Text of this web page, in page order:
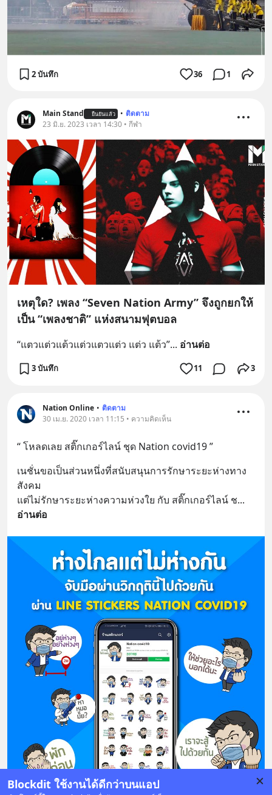
Blockdit ใช้งานได้ดีกว่าบนแอป
2 บันทึก 36 1
Main Stand ยืนยันแล้ว • ติดตาม
23 มิ.ย. 2023 เวลา 14:30 • กีฬา
เหตุใด? เพลง “Seven Nation Army” จึงถูกยกให้
เป็น “เพลงชาติ” แห่งสนามฟุตบอล
“แตวแต่วแต้วแต่วแตวแต่ว แต่ว แต้ว”... อ่านต่อ
3 บันทึก 11 3
Nation Online • ติดตาม
30 เม.ย. 2020 เวลา 11:15 • ความคิดเห็น
“ โหลดเลย สติ๊กเกอร์ไลน์ ชุด Nation covid19 ”
เนชั่นขอเป็นส่วนหนึ่งที่สนับสนุนการรักษาระยะห่างทาง
สังคม
แต่ไม่รักษาระยะห่างความห่วงใย กับ สติ๊กเกอร์ไลน์ ช
อ่านต่อ